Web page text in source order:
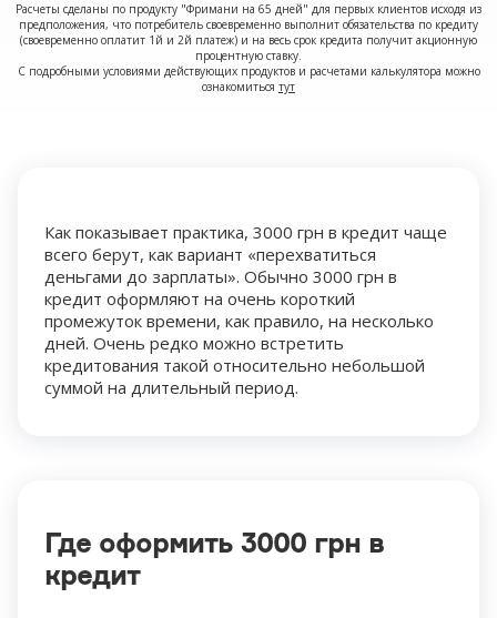
Расчеты сделаны по продукту "Фримани на 65 дней" для первых клиентов исходя из
предположения, что потребитель своевременно выполнит обязательства по кредиту
(своевременно оплатит 1й и 2й платеж) и на весь срок кредита получит акционную
процентную ставку.
С подробными условиями действующих продуктов и расчетами калькулятора можно
ознакомиться тут
Как показывает практика, 3000 грн в кредит чаще
всего берут, как вариант «перехватиться
деньгами до зарплаты». Обычно 3000 грн в
кредит оформляют на очень короткий
промежуток времени, как правило, на несколько
дней. Очень редко можно встретить
кредитования такой относительно небольшой
суммой на длительный период.
Где оформить 3000 грн в
кредит